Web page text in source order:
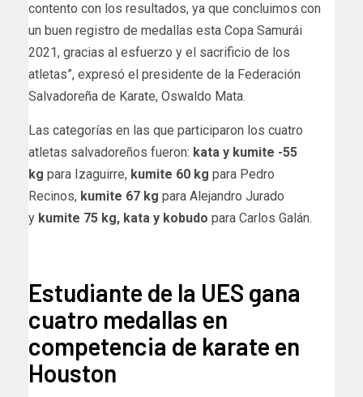
contento con los resultados, ya que concluimos con
un buen registro de medallas esta Copa Samurái
2021, gracias al esfuerzo y el sacrificio de los
atletas”, expresó el presidente de la Federación
Salvadoreña de Karate, Oswaldo Mata.
Las categorías en las que participaron los cuatro
atletas salvadoreños fueron: kata y kumite -55
kg para Izaguirre, kumite 60 kg para Pedro
Recinos, kumite 67 kg para Alejandro Jurado
y kumite 75 kg, kata y kobudo para Carlos Galán.
Estudiante de la UES gana
cuatro medallas en
competencia de karate en
Houston